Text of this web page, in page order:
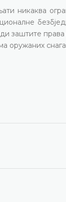
никаква
заштите
оружаних